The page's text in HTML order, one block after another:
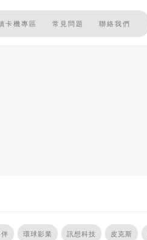
卡機專區 常見問題 聯絡我們
環球影業 訊想科技 皮克斯